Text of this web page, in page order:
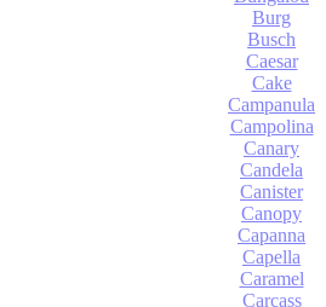
Burg
Busch
Caesar
Cake
Campanula
Campolina
Canary
Candela
Canister
Canopy
Capanna
Capella
Caramel
Carcass